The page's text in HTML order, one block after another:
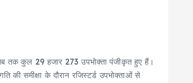
अब तक कुल 29 हजार 273 उपभोक्ता पंजीकृत हुए हैं।
की समीक्षा के दौरान रजिस्टर्ड उपभोक्ताओं से